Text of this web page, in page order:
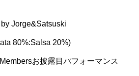
Jorge&Satsuski
80%:Salsa 20%)
お披露目パフォーマンス